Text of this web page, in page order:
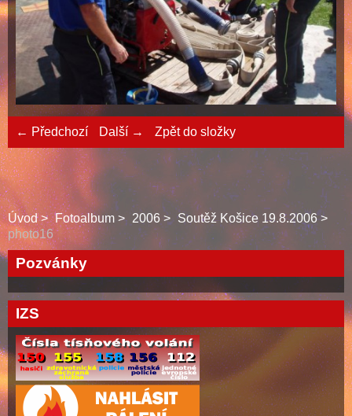
← Předchozí Další → Zpět do složky
Úvod Fotoalbum 2006
Soutěž Košice 19.8.2006
photo16
Pozvánky
IZS